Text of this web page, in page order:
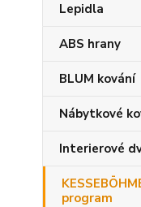
Lepidla
ABS hrany
BLUM kování
Nábytkové
Interierové
program